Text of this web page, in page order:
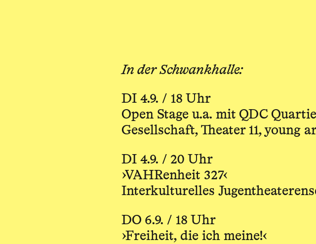
In der Schwankhalle:
DI 4.9. / 18 Uhr
Open Stage u.a. mit QDC
Gesellschaft, Theater 11, young
DI 4.9. / 20 Uhr
›VAHRenheit 327‹
Interkulturelles
DO 6.9. / 18 Uhr
›Freiheit, die ich meine!‹